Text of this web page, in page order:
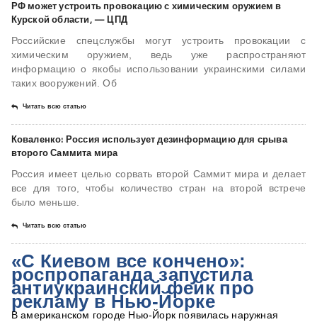
РФ может устроить провокацию с химическим оружием в
Курской области, — ЦПД
Российские спецслужбы могут устроить провокации с
химическим оружием, ведь уже распространяют
информацию о якобы использовании украинскими силами
таких вооружений. Об
Читать всю статью
Коваленко: Россия использует дезинформацию для срыва
второго Саммита мира
Россия имеет целью сорвать второй Саммит мира и делает
все для того, чтобы количество стран на второй встрече
было меньше.
Читать всю статью
«С Киевом все кончено»:
роспропаганда запустила
антиукраинский фейк про
рекламу в Нью-Йорке
В американском городе Нью-Йорк появилась наружная